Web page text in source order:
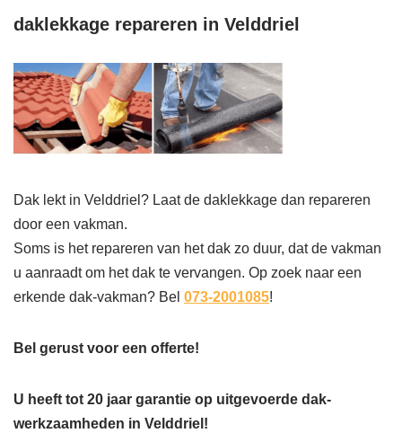
daklekkage repareren in Velddriel
Dak lekt in Velddriel? Laat de daklekkage dan repareren
door een vakman.
Soms is het repareren van het dak zo duur, dat de vakman
u aanraadt om het dak te vervangen. Op zoek naar een
erkende dak-vakman? Bel 073-2001085!
Bel gerust voor een offerte!
U heeft tot 20 jaar garantie op uitgevoerde dak-
werkzaamheden in Velddriel!